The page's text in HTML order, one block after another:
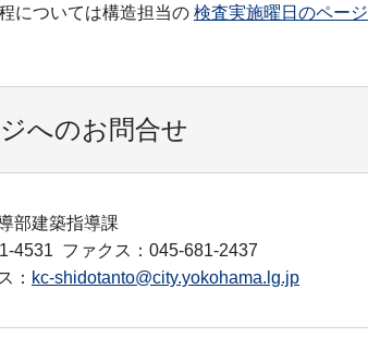
については構造担当の 検査実施曜日のページ
へのお問合せ
部建築指導課
4531 ファクス：045-681-2437
： kc-shidotanto@city.yokohama.lg.jp